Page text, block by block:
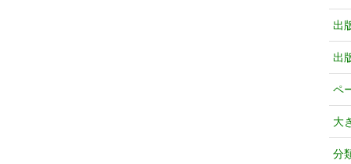
出
出
ペ
大
分